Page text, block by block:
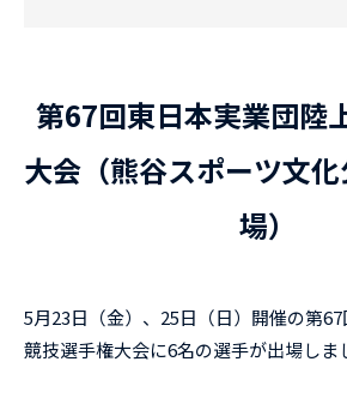
第67回東日本実業団陸
大会（熊谷スポーツ文
場）
5月23日（金）、25日（日）開催の第
競技選手権大会に6名の選手が出場しま